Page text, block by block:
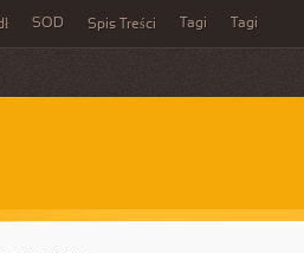
SOD Spis Treści Tagi Tagi